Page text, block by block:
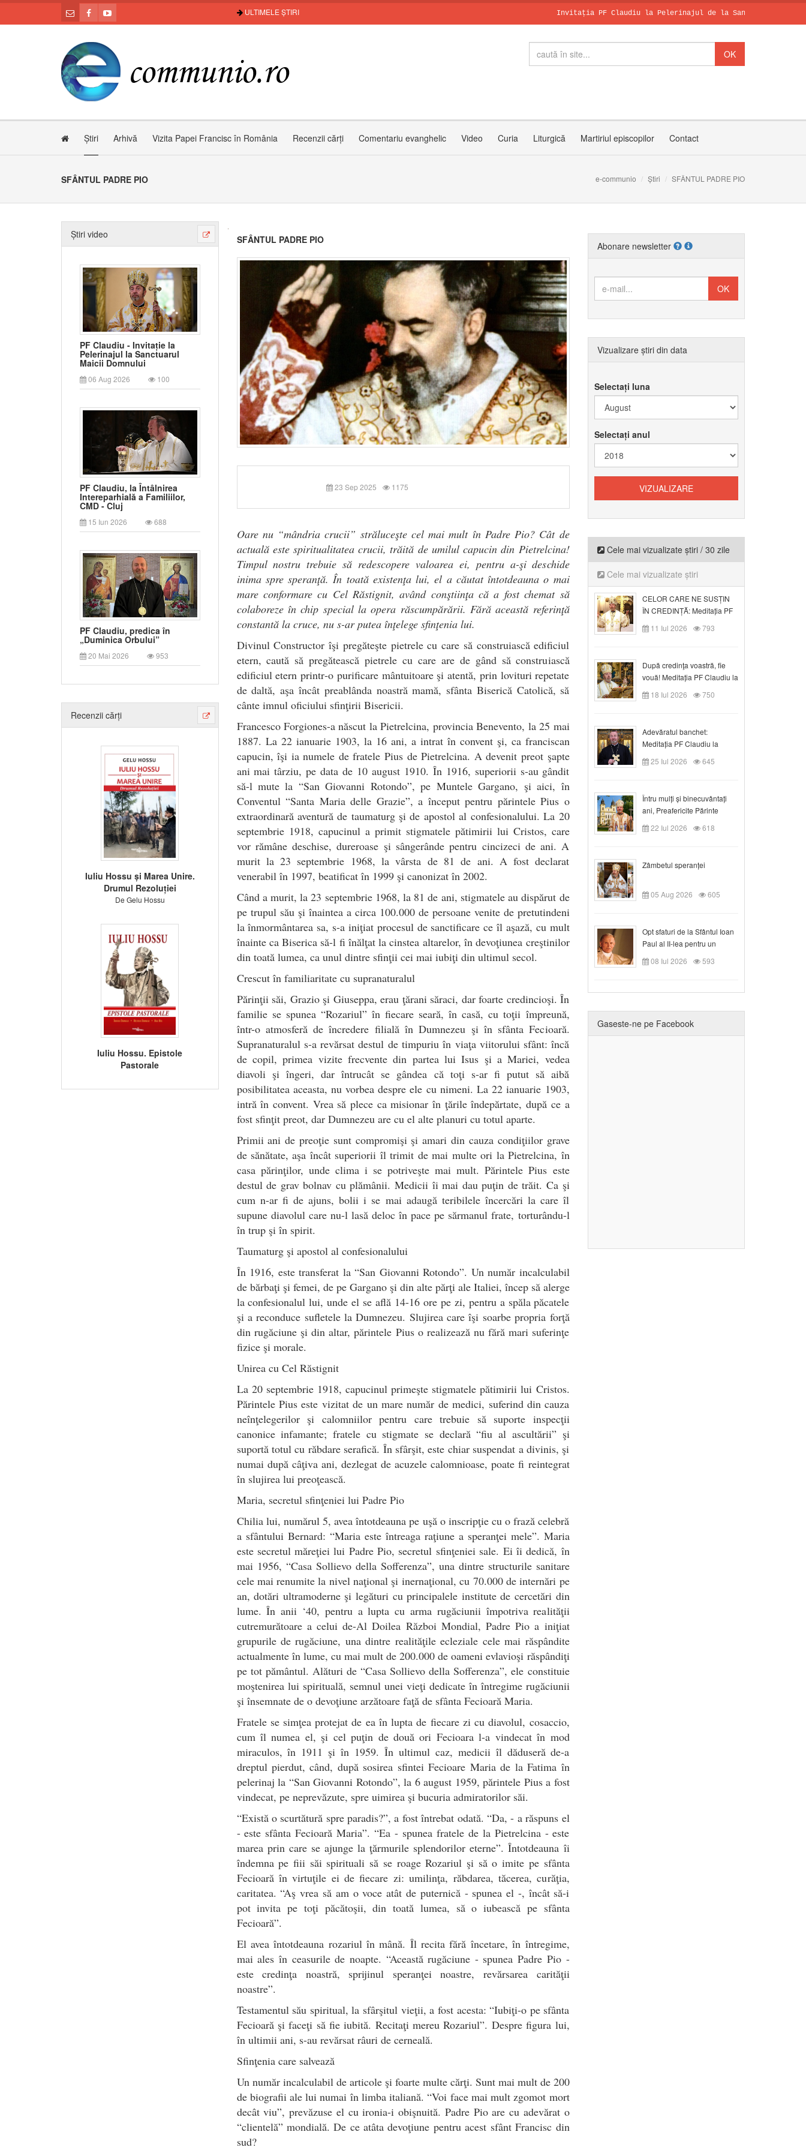
ULTIMELE ȘTIRI Invitația PF Claudiu la Pelerinajul de la Sanctuarul Arhiepiscopal
Papa, în
Leon al XIV-
SCHIMBAREA LA
Știri Arhivă Vizita Papei Francisc în România Recenzii cărți Comentariu evanghelic Video Curia Liturgică Martiriul episcopilor Contact
SFÂNTUL PADRE PIO e-communio Știri SFÂNTUL PADRE PIO
Știri video
PF Claudiu - Invitație la
Pelerinajul la Sanctuarul
Maicii Domnului
06 Aug 2026 100
PF Claudiu, la Întâlnirea
Intereparhială a Familiilor,
CMD - Cluj
15 Iun 2026 688
PF Claudiu, predica în
„Duminica Orbului”
20 Mai 2026 953
Recenzii cărți
Iuliu Hossu și Marea Unire.
Drumul Rezoluției
De Gelu Hossu
Iuliu Hossu. Epistole
Pastorale
SFÂNTUL PADRE PIO
23 Sep 2025 1175
Oare nu “mândria crucii” străluceşte cel mai mult în Padre Pio? Cât de
actuală este spiritualitatea crucii, trăită de umilul capucin din Pietrelcina!
Timpul nostru trebuie să redescopere valoarea ei, pentru a-şi deschide
inima spre speranţă. În toată existenţa lui, el a căutat întotdeauna o mai
mare conformare cu Cel Răstignit, având conştiinţa că a fost chemat să
colaboreze în chip special la opera răscumpărării. Fără această referinţă
constantă la cruce, nu s-ar putea înţelege sfinţenia lui.
Divinul Constructor îşi pregăteşte pietrele cu care să construiască edificiul
etern, caută să pregătească pietrele cu care are de gând să construiască
edificiul etern printr‑o purificare mântuitoare şi atentă, prin lovituri repetate
de daltă, aşa încât preablânda noastră mamă, sfânta Biserică Catolică, să
cânte imnul oficiului sfinţirii Bisericii.
Francesco Forgiones-a născut la Pietrelcina, provincia Benevento, la 25 mai
1887. La 22 ianuarie 1903, la 16 ani, a intrat în convent şi, ca franciscan
capucin, îşi ia numele de fratele Pius de Pietrelcina. A devenit preot şapte
ani mai târziu, pe data de 10 august 1910. În 1916, superiorii s-au gândit
să-l mute la “San Giovanni Rotondo”, pe Muntele Gargano, şi aici, în
Conventul “Santa Maria delle Grazie”, a început pentru părintele Pius o
extraordinară aventură de taumaturg şi de apostol al confesionalului. La 20
septembrie 1918, capucinul a primit stigmatele pătimirii lui Cristos, care
vor rămâne deschise, dureroase şi sângerânde pentru cincizeci de ani. A
murit la 23 septembrie 1968, la vârsta de 81 de ani. A fost declarat
venerabil în 1997, beatificat în 1999 şi canonizat în 2002.
Când a murit, la 23 septembrie 1968, la 81 de ani, stigmatele au dispărut de
pe trupul său şi înaintea a circa 100.000 de persoane venite de pretutindeni
la înmormântarea sa, s-a iniţiat procesul de sanctificare ce îl aşază, cu mult
înainte ca Biserica să-l fi înălţat la cinstea altarelor, în devoţiunea creştinilor
din toată lumea, ca unul dintre sfinţii cei mai iubiţi din ultimul secol.
Crescut în familiaritate cu supranaturalul
Părinţii săi, Grazio şi Giuseppa, erau ţărani săraci, dar foarte credincioşi. În
familie se spunea “Rozariul” în fiecare seară, în casă, cu toţii împreună,
într-o atmosferă de încredere filială în Dumnezeu şi în sfânta Fecioară.
Supranaturalul s-a revărsat destul de timpuriu în viaţa viitorului sfânt: încă
de copil, primea vizite frecvente din partea lui Isus şi a Mariei, vedea
diavoli şi îngeri, dar întrucât se gândea că toţi s-ar fi putut să aibă
posibilitatea aceasta, nu vorbea despre ele cu nimeni. La 22 ianuarie 1903,
intră în convent. Vrea să plece ca misionar în ţările îndepărtate, după ce a
fost sfinţit preot, dar Dumnezeu are cu el alte planuri cu totul aparte.
Primii ani de preoţie sunt compromişi şi amari din cauza condiţiilor grave
de sănătate, aşa încât superiorii îl trimit de mai multe ori la Pietrelcina, în
casa părinţilor, unde clima i se potriveşte mai mult. Părintele Pius este
destul de grav bolnav cu plămânii. Medicii îi mai dau puţin de trăit. Ca şi
cum n-ar fi de ajuns, bolii i se mai adaugă teribilele încercări la care îl
supune diavolul care nu-l lasă deloc în pace pe sărmanul frate, torturându-l
în trup şi în spirit.
Taumaturg şi apostol al confesionalului
În 1916, este transferat la “San Giovanni Rotondo”. Un număr incalculabil
de bărbaţi şi femei, de pe Gargano şi din alte părţi ale Italiei, încep să alerge
la confesionalul lui, unde el se află 14-16 ore pe zi, pentru a spăla păcatele
şi a reconduce sufletele la Dumnezeu. Slujirea care îşi soarbe propria forţă
din rugăciune şi din altar, părintele Pius o realizează nu fără mari suferinţe
fizice şi morale.
Unirea cu Cel Răstignit
La 20 septembrie 1918, capucinul primeşte stigmatele pătimirii lui Cristos.
Părintele Pius este vizitat de un mare număr de medici, suferind din cauza
neînţelegerilor şi calomniilor pentru care trebuie să suporte inspecţii
canonice infamante; fratele cu stigmate se declară “fiu al ascultării” şi
suportă totul cu răbdare serafică. În sfârşit, este chiar suspendat a divinis, şi
numai după câţiva ani, dezlegat de acuzele calomnioase, poate fi reintegrat
în slujirea lui preoţească.
Maria, secretul sfinţeniei lui Padre Pio
Chilia lui, numărul 5, avea întotdeauna pe uşă o inscripţie cu o frază celebră
a sfântului Bernard: “Maria este întreaga raţiune a speranţei mele”. Maria
este secretul măreţiei lui Padre Pio, secretul sfinţeniei sale. Ei îi dedică, în
mai 1956, “Casa Sollievo della Sofferenza”, una dintre structurile sanitare
cele mai renumite la nivel naţional şi inernaţional, cu 70.000 de internări pe
an, dotări ultramoderne şi legături cu principalele institute de cercetări din
lume. În anii ‘40, pentru a lupta cu arma rugăciunii împotriva realităţii
cutremurătoare a celui de-Al Doilea Război Mondial, Padre Pio a iniţiat
grupurile de rugăciune, una dintre realităţile ecleziale cele mai răspândite
actualmente în lume, cu mai mult de 200.000 de oameni evlavioşi răspândiţi
pe tot pământul. Alături de “Casa Sollievo della Sofferenza”, ele constituie
moştenirea lui spirituală, semnul unei vieţi dedicate în întregime rugăciunii
şi însemnate de o devoţiune arzătoare faţă de sfânta Fecioară Maria.
Fratele se simţea protejat de ea în lupta de fiecare zi cu diavolul, cosaccio,
cum îl numea el, şi cel puţin de două ori Fecioara l-a vindecat în mod
miraculos, în 1911 şi în 1959. În ultimul caz, medicii îl dăduseră de-a
dreptul pierdut, când, după sosirea sfintei Fecioare Maria de la Fatima în
pelerinaj la “San Giovanni Rotondo”, la 6 august 1959, părintele Pius a fost
vindecat, pe neprevăzute, spre uimirea şi bucuria admiratorilor săi.
“Există o scurtătură spre paradis?”, a fost întrebat odată. “Da, - a răspuns el
- este sfânta Fecioară Maria”. “Ea - spunea fratele de la Pietrelcina - este
marea prin care se ajunge la ţărmurile splendorilor eterne”. Întotdeauna îi
îndemna pe fiii săi spirituali să se roage Rozariul şi să o imite pe sfânta
Fecioară în virtuţile ei de fiecare zi: umilinţa, răbdarea, tăcerea, curăţia,
caritatea. “Aş vrea să am o voce atât de puternică - spunea el -, încât să-i
pot invita pe toţi păcătoşii, din toată lumea, să o iubească pe sfânta
Fecioară”.
El avea întotdeauna rozariul în mână. Îl recita fără încetare, în întregime,
mai ales în ceasurile de noapte. “Această rugăciune - spunea Padre Pio -
este credinţa noastră, sprijinul speranţei noastre, revărsarea carităţii
noastre”.
Testamentul său spiritual, la sfârşitul vieţii, a fost acesta: “Iubiţi-o pe sfânta
Fecioară şi faceţi să fie iubită. Recitaţi mereu Rozariul”. Despre figura lui,
în ultimii ani, s-au revărsat râuri de cerneală.
Sfinţenia care salvează
Un număr incalculabil de articole şi foarte multe cărţi. Sunt mai mult de 200
de biografii ale lui numai în limba italiană. “Voi face mai mult zgomot mort
decât viu”, prevăzuse el cu ironia-i obişnuită. Padre Pio are cu adevărat o
“clientelă” mondială. De ce atâta devoţiune pentru acest sfânt Francisc din
sud?
Abonare newsletter
Vizualizare știri din data
Selectați luna
Selectați anul
Cele mai vizualizate știri / 30 zile
Cele mai vizualizate știri
CELOR CARE NE SUSȚIN
ÎN CREDINȚĂ: Meditația PF
Claudiu la Duminica a VI-a
după Rusalii
11 Iul 2026 793
După credinţa voastră, fie
vouă! Meditația PF Claudiu la
duminica a VII-a după Rusalii
18 Iul 2026 750
Adevăratul banchet:
Meditația PF Claudiu la
Duminica a VIII-a după
Rusalii
25 Iul 2026 645
Întru mulți și binecuvântați
ani, Preafericite Părinte
Claudiu!
22 Iul 2026 618
Zâmbetul speranței
05 Aug 2026 605
Opt sfaturi de la Sfântul Ioan
Paul al II-lea pentru un
creștin
08 Iul 2026 593
Gaseste-ne pe Facebook